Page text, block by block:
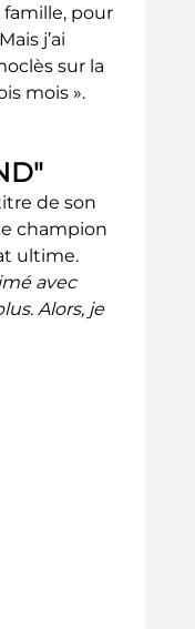
pour
j’ai
sur la
mois ».
de son
champion
ultime.
avec
Alors, je